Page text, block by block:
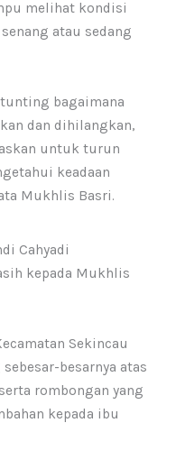
melihat kondisi
atau sedang
bagaimana
dan dihilangkan,
untuk turun
keadaan
Mukhlis Basri.
Cahyadi
kepada Mukhlis
Sekincau
besarnya atas
rombongan yang
kepada ibu